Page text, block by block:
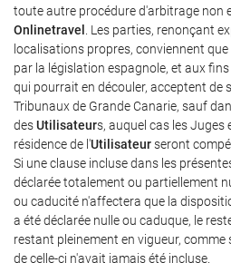
toute autre procédure d'arbitrage non
Onlinetravel
. Les parties, renonçant
localisations propres, conviennent
par la législation espagnole, et aux
qui pourrait en découler, acceptent de
Tribunaux de Grande Canarie, sauf
desUtilisateurs, auquel cas les Juges
résidence de l'Utilisateurseront
Si une clause incluse dans les
déclarée totalement ou partiellement
ou caducité n'affectera que la
a été déclarée nulle ou caduque, le
restant pleinement en vigueur,
de celle-ci n'avait jamais été incluse.